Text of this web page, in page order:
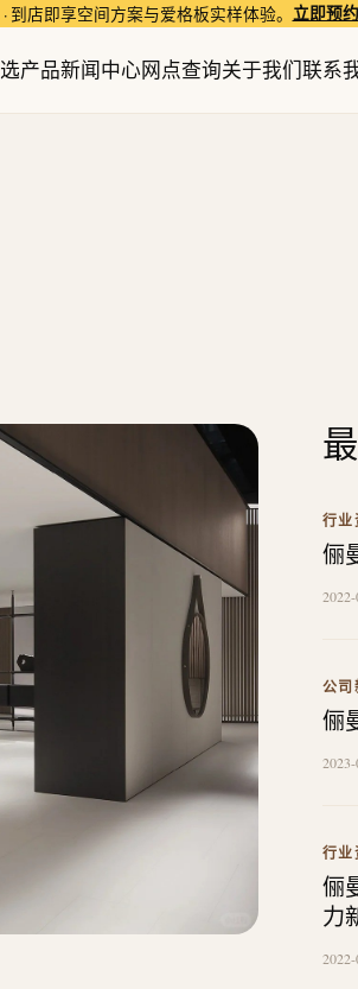
到店即享空间方案与爱格板实样体验。 立即预约
产品新闻中心网点查询关于我们联系
行业
俪
2022-
公司
俪
行业
俪
力